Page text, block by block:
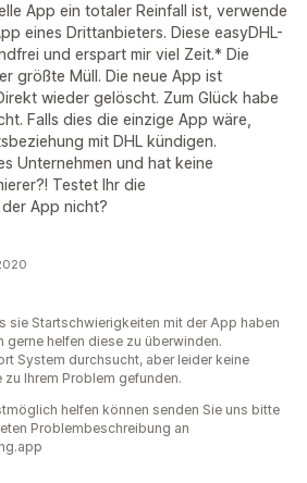
App ein totaler Reinfall ist, verwende
eines Drittanbieters. Diese easyDHL-
und erspart mir viel Zeit.* Die
größte Müll. Die neue App ist
wieder gelöscht. Zum Glück habe
Falls dies die einzige App wäre,
mit DHL kündigen.
Unternehmen und hat keine
Testet Ihr die
App nicht?
sie Startschwierigkeiten mit der App haben
gerne helfen diese zu überwinden.
System durchsucht, aber leider keine
Ihrem Problem gefunden.
helfen können senden Sie uns bitte
Problembeschreibung an